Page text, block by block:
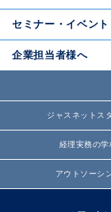
セミナー・イベント
企業担当者様へ
ジャスネットス
経理実務の学
アウトソーシ